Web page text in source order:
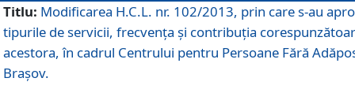
Titlu: Modificarea H.C.L. nr. 102/2013, prin care s-au
tipurile de servicii, frecvenţa şi contribuţia
acestora, în cadrul Centrului pentru Persoane Fără
Braşov.